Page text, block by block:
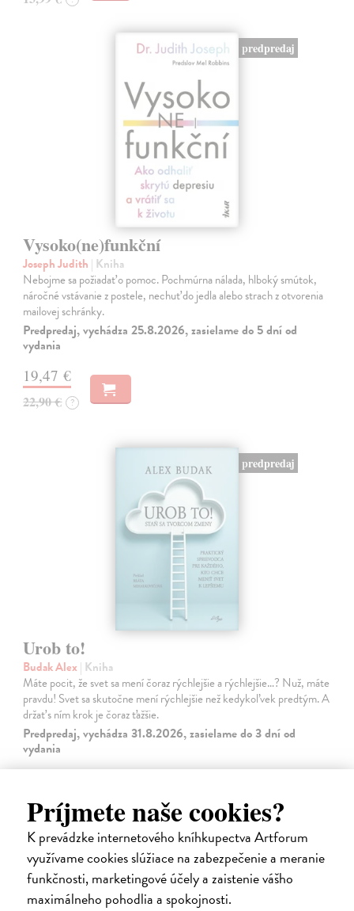
Príjmete naše cookies?
K prevádzke internetového kníhkupectva Artforum
využívame cookies slúžiace na zabezpečenie a meranie
funkčnosti, marketingové účely a zaistenie vášho
maximálneho pohodlia a spokojnosti.
predpredaj
Vysoko(ne)funkční
Joseph Judith | Kniha
Nebojme sa požiadať o pomoc. Pochmúrna nálada, hlboký smútok,
náročné vstávanie z postele, nechuť do jedla alebo strach z otvorenia
mailovej schránky.
Predpredaj, vychádza 25.8.2026, zasielame do 5 dní od
vydania
19,47 €
22,90 € ?
predpredaj
Urob to!
Budak Alex | Kniha
Máte pocit, že svet sa mení čoraz rýchlejšie a rýchlejšie…? Nuž, máte
pravdu! Svet sa skutočne mení rýchlejšie než kedykoľvek predtým. A
držať s ním krok je čoraz ťažšie.
Predpredaj, vychádza 31.8.2026, zasielame do 3 dní od
vydania
17,85 € ?
predpredaj